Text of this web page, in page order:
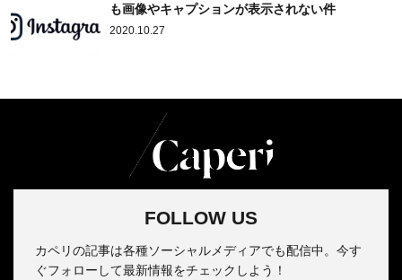
も画像やキャプションが表示されない件
2020.10.27
FOLLOW US
カペリの記事は各種ソーシャルメディアでも配信中。今す
ぐフォローして最新情報をチェックしよう！